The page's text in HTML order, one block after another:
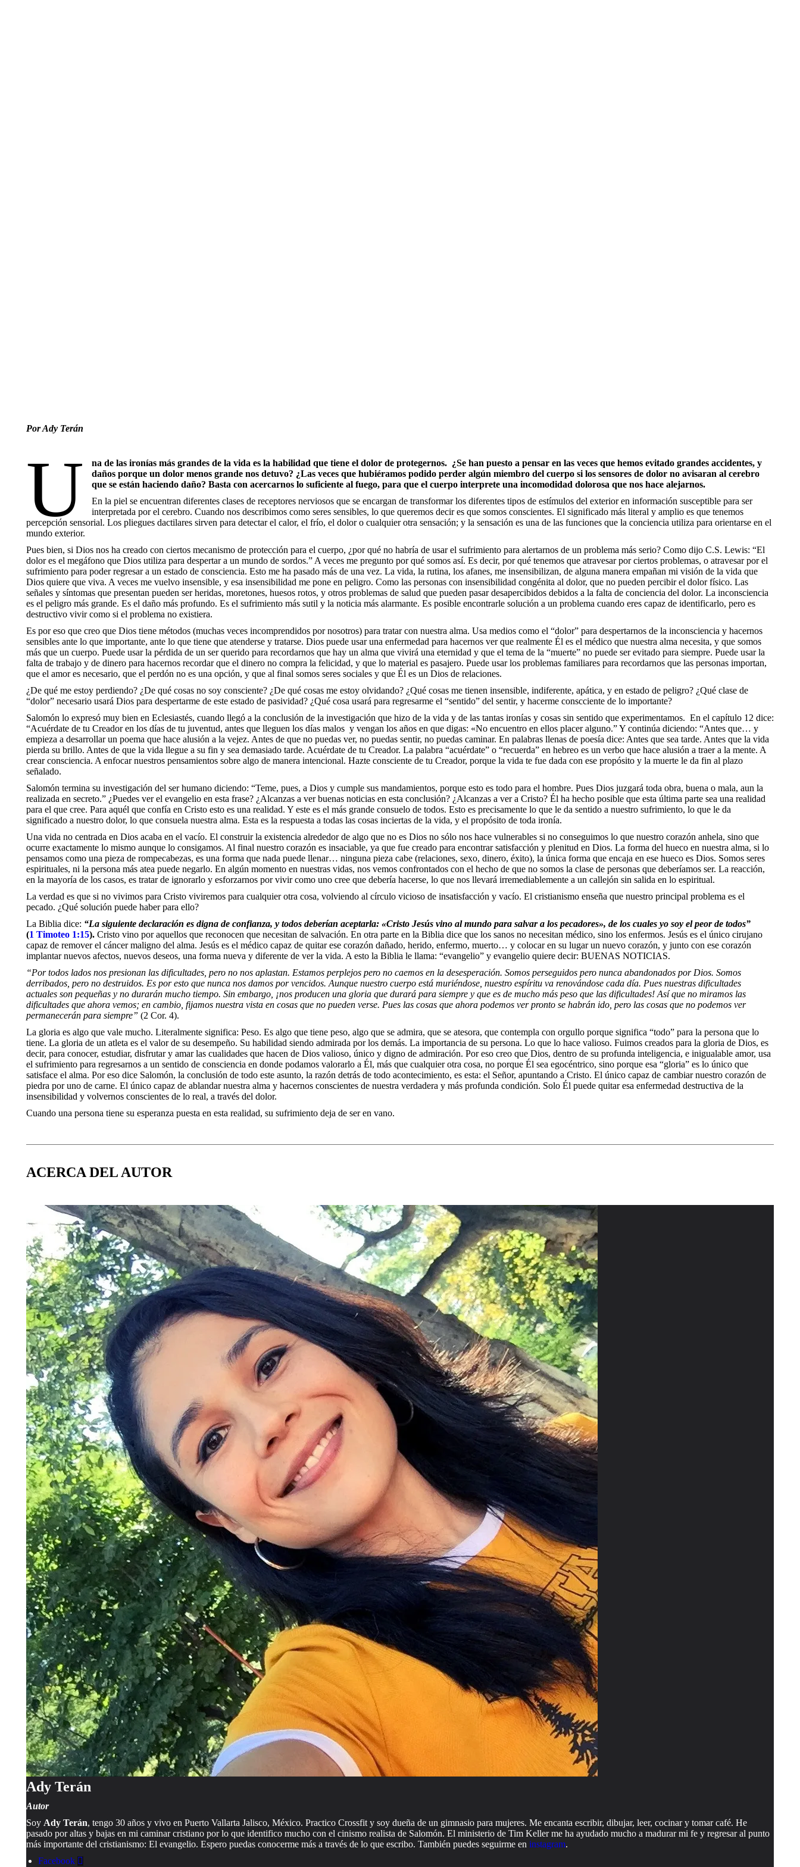
Por Ady Terán
U
na de las ironías más grandes de la vida es la habilidad que tiene el dolor de protegernos. ¿Se han puesto a pensar en las veces que hemos evitado grandes accidentes, y
daños porque un dolor menos grande nos detuvo? ¿Las veces que hubiéramos podido perder algún miembro del cuerpo si los sensores de dolor no avisaran al cerebro
que se están haciendo daño? Basta con acercarnos lo suficiente al fuego, para que el cuerpo interprete una incomodidad dolorosa que nos hace alejarnos.
En la piel se encuentran diferentes clases de receptores nerviosos que se encargan de transformar los diferentes tipos de estímulos del exterior en información susceptible para ser
interpretada por el cerebro. Cuando nos describimos como seres sensibles, lo que queremos decir es que somos conscientes. El significado más literal y amplio es que tenemos
percepción sensorial. Los pliegues dactilares sirven para detectar el calor, el frío, el dolor o cualquier otra sensación; y la sensación es una de las funciones que la conciencia utiliza para orientarse en el
mundo exterior.
Pues bien, si Dios nos ha creado con ciertos mecanismo de protección para el cuerpo, ¿por qué no habría de usar el sufrimiento para alertarnos de un problema más serio? Como dijo C.S. Lewis: “El
dolor es el megáfono que Dios utiliza para despertar a un mundo de sordos.” A veces me pregunto por qué somos así. Es decir, por qué tenemos que atravesar por ciertos problemas, o atravesar por el
sufrimiento para poder regresar a un estado de consciencia. Esto me ha pasado más de una vez. La vida, la rutina, los afanes, me insensibilizan, de alguna manera empañan mi visión de la vida que
Dios quiere que viva. A veces me vuelvo insensible, y esa insensibilidad me pone en peligro. Como las personas con insensibilidad congénita al dolor, que no pueden percibir el dolor físico. Las
señales y síntomas que presentan pueden ser heridas, moretones, huesos rotos, y otros problemas de salud que pueden pasar desapercibidos debidos a la falta de conciencia del dolor. La inconsciencia
es el peligro más grande. Es el daño más profundo. Es el sufrimiento más sutil y la noticia más alarmante. Es posible encontrarle solución a un problema cuando eres capaz de identificarlo, pero es
destructivo vivir como si el problema no existiera.
Es por eso que creo que Dios tiene métodos (muchas veces incomprendidos por nosotros) para tratar con nuestra alma. Usa medios como el “dolor” para despertarnos de la inconsciencia y hacernos
sensibles ante lo que importante, ante lo que tiene que atenderse y tratarse. Dios puede usar una enfermedad para hacernos ver que realmente Él es el médico que nuestra alma necesita, y que somos
más que un cuerpo. Puede usar la pérdida de un ser querido para recordarnos que hay un alma que vivirá una eternidad y que el tema de la “muerte” no puede ser evitado para siempre. Puede usar la
falta de trabajo y de dinero para hacernos recordar que el dinero no compra la felicidad, y que lo material es pasajero. Puede usar los problemas familiares para recordarnos que las personas importan,
que el amor es necesario, que el perdón no es una opción, y que al final somos seres sociales y que Él es un Dios de relaciones.
¿De qué me estoy perdiendo? ¿De qué cosas no soy consciente? ¿De qué cosas me estoy olvidando? ¿Qué cosas me tienen insensible, indiferente, apática, y en estado de peligro? ¿Qué clase de
“dolor” necesario usará Dios para despertarme de este estado de pasividad? ¿Qué cosa usará para regresarme el “sentido” del sentir, y hacerme conscciente de lo importante?
Salomón lo expresó muy bien en Eclesiastés, cuando llegó a la conclusión de la investigación que hizo de la vida y de las tantas ironías y cosas sin sentido que experimentamos. En el capítulo 12 dice:
“Acuérdate de tu Creador en los días de tu juventud, antes que lleguen los días malos y vengan los años en que digas: «No encuentro en ellos placer alguno.” Y continúa diciendo: “Antes que… y
empieza a desarrollar un poema que hace alusión a la vejez. Antes de que no puedas ver, no puedas sentir, no puedas caminar. En palabras llenas de poesía dice: Antes que sea tarde. Antes que la vida
pierda su brillo. Antes de que la vida llegue a su fin y sea demasiado tarde. Acuérdate de tu Creador. La palabra “acuérdate” o “recuerda” en hebreo es un verbo que hace alusión a traer a la mente. A
crear consciencia. A enfocar nuestros pensamientos sobre algo de manera intencional. Hazte consciente de tu Creador, porque la vida te fue dada con ese propósito y la muerte le da fin al plazo
señalado.
Salomón termina su investigación del ser humano diciendo: “Teme, pues, a Dios y cumple sus mandamientos, porque esto es todo para el hombre. Pues Dios juzgará toda obra, buena o mala, aun la
realizada en secreto.” ¿Puedes ver el evangelio en esta frase? ¿Alcanzas a ver buenas noticias en esta conclusión? ¿Alcanzas a ver a Cristo? Él ha hecho posible que esta última parte sea una realidad
para el que cree. Para aquél que confía en Cristo esto es una realidad. Y este es el más grande consuelo de todos. Esto es precisamente lo que le da sentido a nuestro sufrimiento, lo que le da
significado a nuestro dolor, lo que consuela nuestra alma. Esta es la respuesta a todas las cosas inciertas de la vida, y el propósito de toda ironía.
Una vida no centrada en Dios acaba en el vacío. El construir la existencia alrededor de algo que no es Dios no sólo nos hace vulnerables si no conseguimos lo que nuestro corazón anhela, sino que
ocurre exactamente lo mismo aunque lo consigamos. Al final nuestro corazón es insaciable, ya que fue creado para encontrar satisfacción y plenitud en Dios. La forma del hueco en nuestra alma, si lo
pensamos como una pieza de rompecabezas, es una forma que nada puede llenar… ninguna pieza cabe (relaciones, sexo, dinero, éxito), la única forma que encaja en ese hueco es Dios. Somos seres
espirituales, ni la persona más atea puede negarlo. En algún momento en nuestras vidas, nos vemos confrontados con el hecho de que no somos la clase de personas que deberíamos ser. La reacción,
en la mayoría de los casos, es tratar de ignorarlo y esforzarnos por vivir como uno cree que debería hacerse, lo que nos llevará irremediablemente a un callejón sin salida en lo espiritual.
La verdad es que si no vivimos para Cristo viviremos para cualquier otra cosa, volviendo al círculo vicioso de insatisfacción y vacío. El cristianismo enseña que nuestro principal problema es el
pecado. ¿Qué solución puede haber para ello?
La Biblia dice: “La siguiente declaración es digna de confianza, y todos deberían aceptarla: «Cristo Jesús vino al mundo para salvar a los pecadores», de los cuales yo soy el peor de todos”
(1 Timoteo 1:15). Cristo vino por aquellos que reconocen que necesitan de salvación. En otra parte en la Biblia dice que los sanos no necesitan médico, sino los enfermos. Jesús es el único cirujano
capaz de remover el cáncer maligno del alma. Jesús es el médico capaz de quitar ese corazón dañado, herido, enfermo, muerto… y colocar en su lugar un nuevo corazón, y junto con ese corazón
implantar nuevos afectos, nuevos deseos, una forma nueva y diferente de ver la vida. A esto la Biblia le llama: “evangelio” y evangelio quiere decir: BUENAS NOTICIAS.
“Por todos lados nos presionan las dificultades, pero no nos aplastan. Estamos perplejos pero no caemos en la desesperación. Somos perseguidos pero nunca abandonados por Dios. Somos
derribados, pero no destruidos. Es por esto que nunca nos damos por vencidos. Aunque nuestro cuerpo está muriéndose, nuestro espíritu va renovándose cada día. Pues nuestras dificultades
actuales son pequeñas y no durarán mucho tiempo. Sin embargo, ¡nos producen una gloria que durará para siempre y que es de mucho más peso que las dificultades! Asíque no miramos las
dificultades que ahora vemos; en cambio, fijamos nuestra vista en cosas que no pueden verse. Pues las cosas que ahora podemos ver pronto se habrán ido, pero las cosas que no podemos ver
permanecerán para siempre” (2 Cor. 4).
La gloria es algo que vale mucho. Literalmente significa: Peso. Es algo que tiene peso, algo que se admira, que se atesora, que contempla con orgullo porque significa “todo” para la persona que lo
tiene. La gloria de un atleta es el valor de su desempeño. Su habilidad siendo admirada por los demás. La importancia de su persona. Lo que lo hace valioso. Fuimos creados para la gloria de Dios, es
decir, para conocer, estudiar, disfrutar y amar las cualidades que hacen de Dios valioso, único y digno de admiración. Por eso creo que Dios, dentro de su profunda inteligencia, e inigualable amor, usa
el sufrimiento para regresarnos a un sentido de consciencia en donde podamos valorarlo a Él, más que cualquier otra cosa, no porque Él sea egocéntrico, sino porque esa “gloria” es lo único que
satisface el alma. Por eso dice Salomón, la conclusión de todo este asunto, la razón detrás de todo acontecimiento, es esta: el Señor, apuntando a Cristo. El único capaz de cambiar nuestro corazón de
piedra por uno de carne. El único capaz de ablandar nuestra alma y hacernos conscientes de nuestra verdadera y más profunda condición. Solo Él puede quitar esa enfermedad destructiva de la
insensibilidad y volvernos conscientes de lo real, a través del dolor.
Cuando una persona tiene su esperanza puesta en esta realidad, su sufrimiento deja de ser en vano.
ACERCA DEL AUTOR
Ady Terán
Autor
Soy Ady Terán, tengo 30 años y vivo en Puerto Vallarta Jalisco, México. Practico Crossfit y soy dueña de un gimnasio para mujeres. Me encanta escribir, dibujar, leer, cocinar y tomar café. He
pasado por altas y bajas en mi caminar cristiano por lo que identifico mucho con el cinismo realista de Salomón. El ministerio de Tim Keller me ha ayudado mucho a madurar mi fe y regresar al punto
más importante del cristianismo: El evangelio. Espero puedas conocerme más a través de lo que escribo. También puedes seguirme en instagram.
Facebook